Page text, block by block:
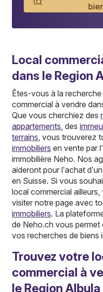
Local
dans le Region
Êtes-vous à la recherche
commercial à vendre
Que vous cherchiez des
appartements, des
terrains, vous trouverez
immobiliers en vente par
immobilière Neho. Nos
aideront pour l’achat
en Suisse. Si vous
local commercial
visiter notre page avec
immobiliers. La
de Neho.ch vous permet
vos recherches de biens
Trouvez votre
commercial à
le Region